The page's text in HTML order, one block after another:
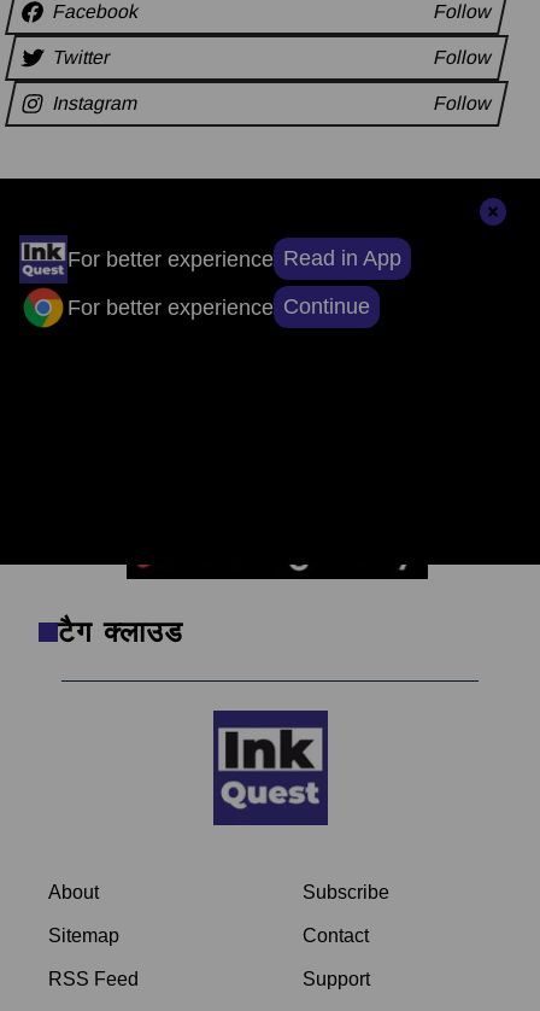
For better experience Read in App
For better experience Continue
Facebook Follow
Twitter Follow
Instagram Follow
संपादकों की पसंद
टैग क्लाउड
About
Sitemap
RSS Feed
Subscribe
Contact
Support